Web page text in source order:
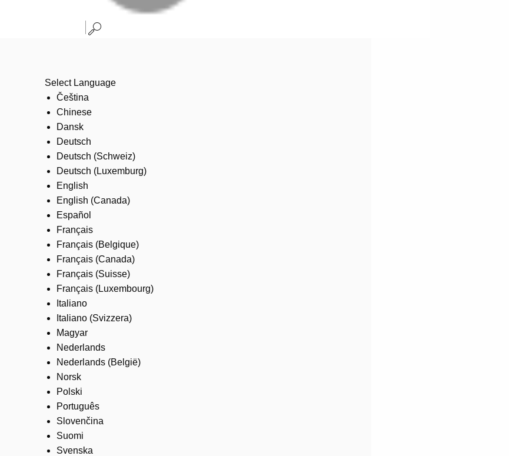
Select Language
Čeština
Chinese
Dansk
Deutsch
Deutsch (Schweiz)
Deutsch (Luxemburg)
English
English (Canada)
Español
Français
Français (Belgique)
Français (Canada)
Français (Suisse)
Français (Luxembourg)
Italiano
Italiano (Svizzera)
Magyar
Nederlands
Nederlands (België)
Norsk
Polski
Português
Slovenčina
Suomi
Svenska